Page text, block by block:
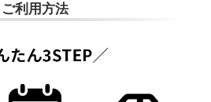
ご利用方法